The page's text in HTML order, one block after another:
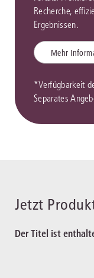
Recherche,
Ergebnissen.
Mehr
*Verfügbarkeit
Separates
Jetzt
Der Titel ist